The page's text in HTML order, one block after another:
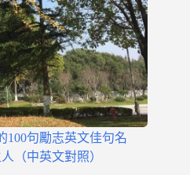
100句勵志英文佳句名
（中英文對照）